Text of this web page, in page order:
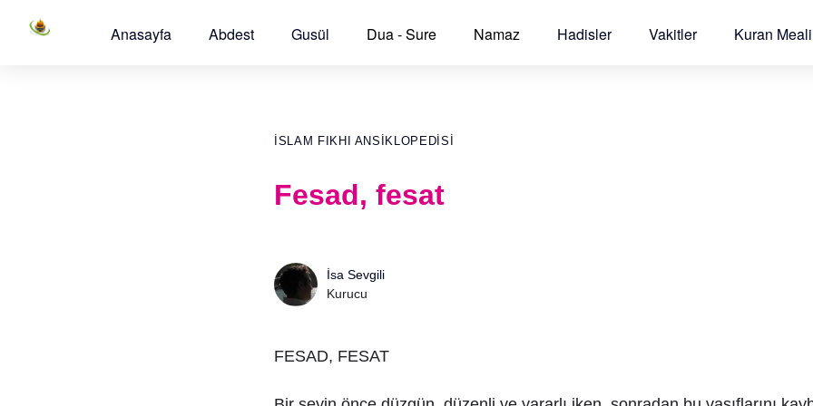
Anasayfa Abdest Gusül Dua - Sure Namaz Hadisler Vakitler Kuran Meali
İSLAM FIKHI ANSIKLOPEDISI
Fesad, fesat
İsa Sevgili
Kurucu
FESAD, FESAT